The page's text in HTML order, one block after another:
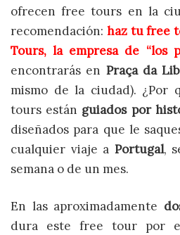
ofrecen free tours en la
recomendación: haz tu free
Tours, la empresa de “los
encontrarás en Praça da
mismo de la ciudad). ¿Por
tours están guiados por
diseñados para que le
cualquier viaje a Portugal,
semana o de un mes.
En las aproximadamente
dura este free tour por